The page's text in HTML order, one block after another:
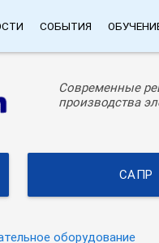
СОБЫТИЯ
Современные
производства
САПР
оборудование